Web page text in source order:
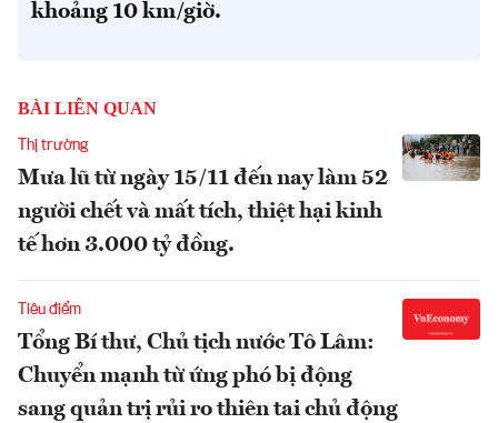
khoảng 10 km/giờ.
BÀI LIÊN QUAN
Thị trường
Mưa lũ từ ngày 15/11 đến nay làm 52
người chết và mất tích, thiệt hại kinh
tế hơn 3.000 tỷ đồng.
Tiêu điểm
Tổng Bí thư, Chủ tịch nước Tô Lâm:
Chuyển mạnh từ ứng phó bị động
sang quản trị rủi ro thiên tai chủ động